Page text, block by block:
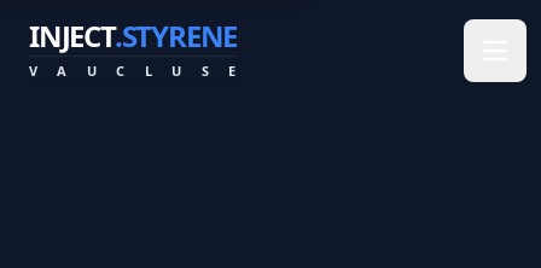
INJECT.STYRENE
V A U C L U S E